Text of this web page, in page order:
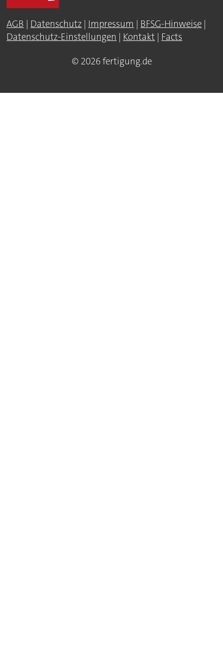
AGB | Datenschutz | Impressum | BFSG-Hinweise |
Datenschutz-Einstellungen | Kontakt | Facts
© 2026 fertigung.de